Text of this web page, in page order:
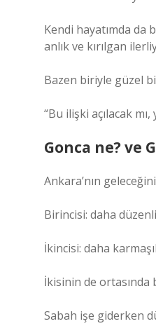
Kendi hayatımda
anlık ve kırılgan
Bazen biriyle güzel
“Bu ilişki açılacak
Gonca ne? ve
Ankara’nın
Birincisi: daha
İkincisi: daha
İkisinin de ortasında
Sabah işe giderken